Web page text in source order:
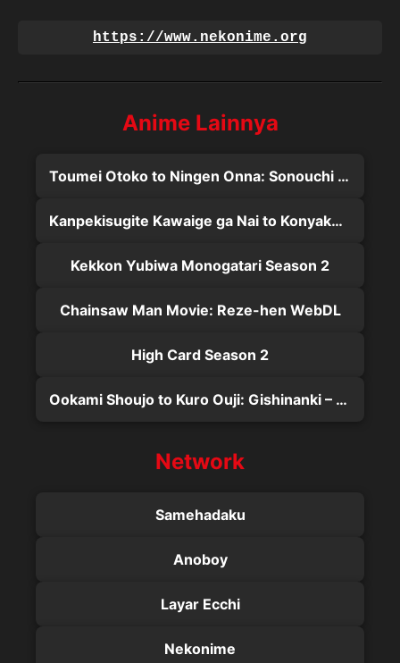
https://www.nekonime.org
Anime Lainnya
Toumei Otoko to Ningen Onna: Sonouchi Fuufu ni Naru Futari
Kanpekisugite Kawaige ga Nai to Konyaku Haki sareta Seijo wa Ringoku ni Urareru
Kekkon Yubiwa Monogatari Season 2
Chainsaw Man Movie: Reze-hen WebDL
High Card Season 2
Ookami Shoujo to Kuro Ouji: Gishinanki – Happening Kiss
Network
Samehadaku
Anoboy
Layar Ecchi
Nekonime